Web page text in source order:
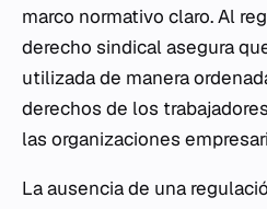
marco normativo claro. Al
derecho sindical asegura
utilizada de manera
derechos de los
las organizaciones
La ausencia de una